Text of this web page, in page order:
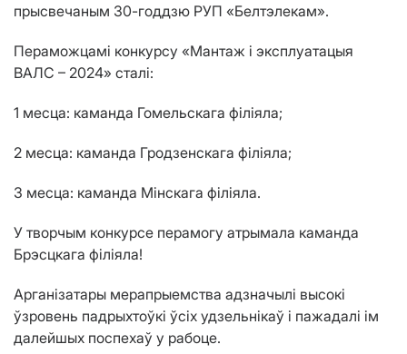
прысвечаным 30-годдзю РУП «Белтэлекам».
Пераможцамі конкурсу «Мантаж і эксплуатацыя
ВАЛС – 2024» сталі:
1 месца: каманда Гомельскага філіяла;
2 месца: каманда Гродзенскага філіяла;
3 месца: каманда Мінскага філіяла.
У творчым конкурсе перамогу атрымала каманда
Брэсцкага філіяла!
Арганізатары мерапрыемства адзначылі высокі
ўзровень падрыхтоўкі ўсіх удзельнікаў і пажадалі ім
далейшых поспехаў у рабоце.